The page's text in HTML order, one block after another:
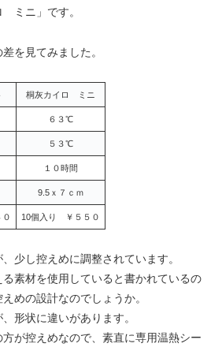
ミニ」です。
を見てみました。
桐灰カイロ ミニ
６３℃
５３℃
１０時間
9.5ｘ７ｃｍ
10個入り ￥５５０
少し控えめに調整されています。
素材を使用していると書かれているの
めの設計なのでしょうか。
形状に違いがあります。
が控えめなので、素直に専用温熱シー